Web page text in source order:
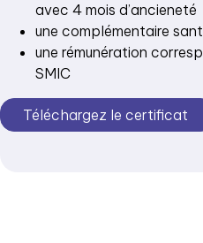
avec 4 mois d’ancieneté
une complémentaire
une rémunération
SMIC
Téléchargez le certificat